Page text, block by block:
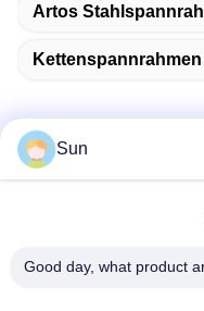
Artos
NO.55 XINSHENG
Sun
Good day, what product